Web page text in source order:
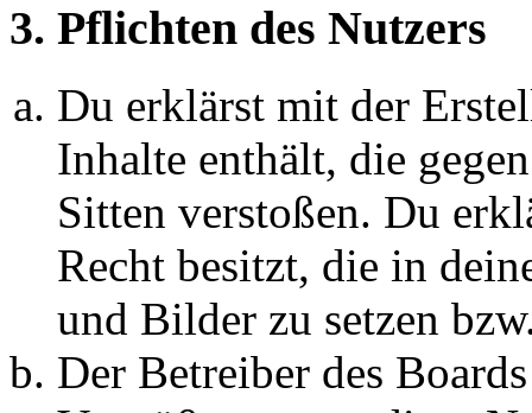
3. Pflichten des Nutzers
Du erklärst mit der
Inhalte enthält, die
Sitten verstoßen. Du
Recht besitzt, die in
und Bilder zu setzen
Der Betreiber des